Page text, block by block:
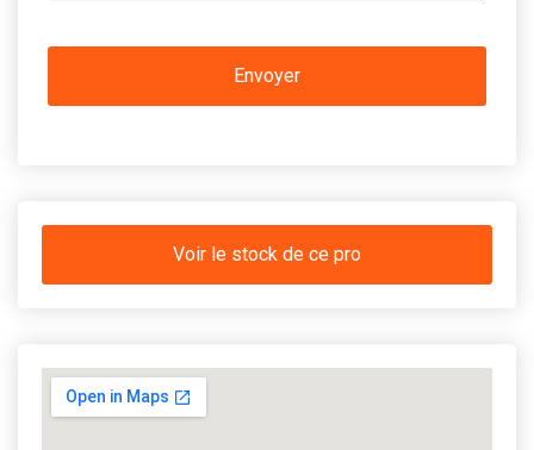
Voir le stock de ce pro